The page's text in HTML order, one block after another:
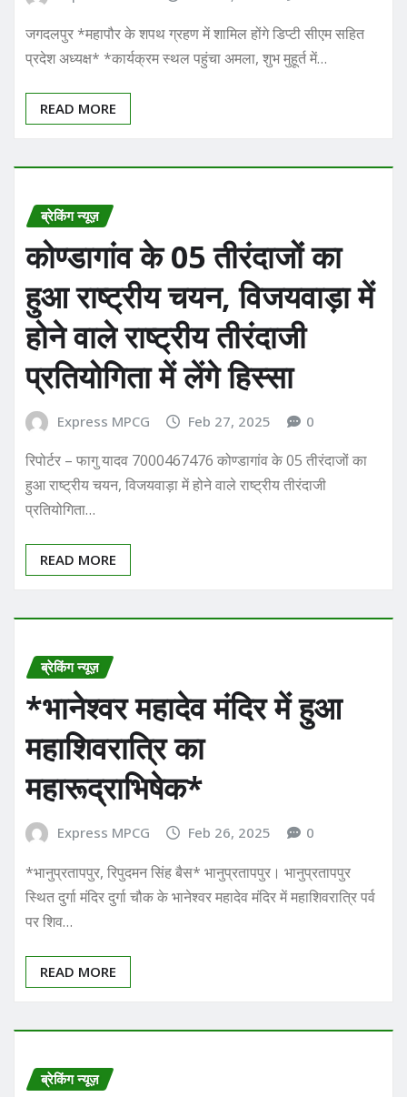
जगदलपुर *महापौर के शपथ ग्रहण में शामिल होंगे डिप्टी सीएम सहित
प्रदेश अध्यक्ष* *कार्यक्रम स्थल पहुंचा अमला, शुभ मुहूर्त में…
READ MORE
ब्रेकिंग न्यूज़
कोण्डागांव के 05 तीरंदाजों का
हुआ राष्ट्रीय चयन, विजयवाड़ा में
होने वाले राष्ट्रीय तीरंदाजी
प्रतियोगिता में लेंगे हिस्सा
Express MPCG Feb 27, 2025 0
रिपोर्टर – फागु यादव 7000467476 कोण्डागांव के 05 तीरंदाजों का
हुआ राष्ट्रीय चयन, विजयवाड़ा में होने वाले राष्ट्रीय तीरंदाजी
प्रतियोगिता…
READ MORE
ब्रेकिंग न्यूज़
*भानेश्वर महादेव मंदिर में हुआ
महाशिवरात्रि का
महारूद्राभिषेक*
Express MPCG Feb 26, 2025 0
*भानुप्रतापपुर, रिपुदमन सिंह बैस* भानुप्रतापपुर। भानुप्रतापपुर
स्थित दुर्गा मंदिर दुर्गा चौक के भानेश्वर महादेव मंदिर में महाशिवरात्रि पर्व
पर शिव…
READ MORE
ब्रेकिंग न्यूज़